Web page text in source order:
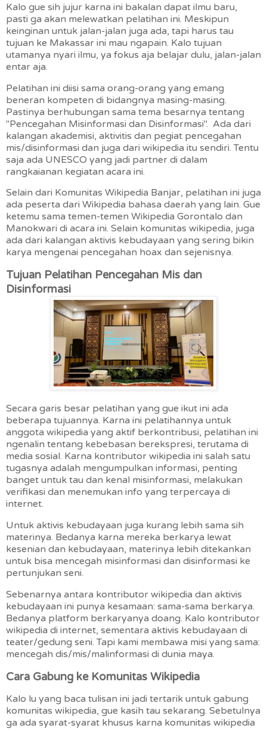
Kalo gue sih jujur karna ini bakalan dapat ilmu baru,
pasti ga akan melewatkan pelatihan ini. Meskipun
keinginan untuk jalan-jalan juga ada, tapi harus tau
tujuan ke Makassar ini mau ngapain. Kalo tujuan
utamanya nyari ilmu, ya fokus aja belajar dulu, jalan-jalan
entar aja.
Pelatihan ini diisi sama orang-orang yang emang
beneran kompeten di bidangnya masing-masing.
Pastinya berhubungan sama tema besarnya tentang
"Pencegahan Misinformasi dan Disinformasi". Ada dari
kalangan akademisi, aktivitis dan pegiat pencegahan
mis/disinformasi dan juga dari wikipedia itu sendiri. Tentu
saja ada UNESCO yang jadi partner di dalam
rangkaianan kegiatan acara ini.
Selain dari Komunitas Wikipedia Banjar, pelatihan ini juga
ada peserta dari Wikipedia bahasa daerah yang lain. Gue
ketemu sama temen-temen Wikipedia Gorontalo dan
Manokwari di acara ini. Selain komunitas wikipedia, juga
ada dari kalangan aktivis kebudayaan yang sering bikin
karya mengenai pencegahan hoax dan sejenisnya.
Tujuan Pelatihan Pencegahan Mis dan
Disinformasi
Secara garis besar pelatihan yang gue ikut ini ada
beberapa tujuannya. Karna ini pelatihannya untuk
anggota wikipedia yang aktif berkontribusi, pelatihan ini
ngenalin tentang kebebasan berekspresi, terutama di
media sosial. Karna kontributor wikipedia ini salah satu
tugasnya adalah mengumpulkan informasi, penting
banget untuk tau dan kenal misinformasi, melakukan
verifikasi dan menemukan info yang terpercaya di
internet.
Untuk aktivis kebudayaan juga kurang lebih sama sih
materinya. Bedanya karna mereka berkarya lewat
kesenian dan kebudayaan, materinya lebih ditekankan
untuk bisa mencegah misinformasi dan disinformasi ke
pertunjukan seni.
Sebenarnya antara kontributor wikipedia dan aktivis
kebudayaan ini punya kesamaan: sama-sama berkarya.
Bedanya platform berkaryanya doang. Kalo kontributor
wikipedia di internet, sementara aktivis kebudayaan di
teater/gedung seni. Tapi kami membawa misi yang sama:
mencegah dis/mis/malinformasi di dunia maya.
Cara Gabung ke Komunitas Wikipedia
Kalo lu yang baca tulisan ini jadi tertarik untuk gabung
komunitas wikipedia, gue kasih tau sekarang. Sebetulnya
ga ada syarat-syarat khusus karna komunitas wikipedia